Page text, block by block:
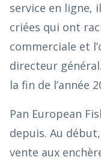
service en ligne,
criées qui ont
commerciale et
directeur
la fin de l’année
Pan European
depuis. Au
vente aux